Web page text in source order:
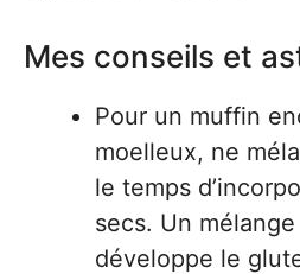
Mes conseils et
Pour un muffin
moelleux, ne
le temps
secs. Un
développe le